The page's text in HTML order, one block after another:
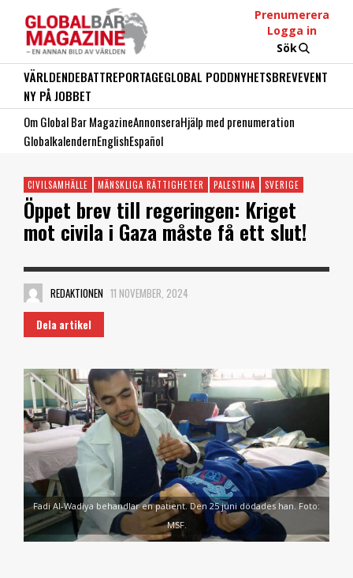
Prenumerera
Logga in
Sök
VÄRLDENDEBATTREPORTAGEGLOBAL PODDNYHETSBREVEVENT
NY PÅ JOBBET
Om Global Bar MagazineAnnonseraHjälp med prenumeration
GlobalkalendernEnglishEspañol
CIVILSAMHÄLLE MÄNSKLIGA RÄTTIGHETER PALESTINA SVERIGE
Öppet brev till regeringen: Kriget
mot civila i Gaza måste få ett slut!
REDAKTIONEN 11 NOVEMBER, 2024
Dela artikel
Fadi Al-Wadiya behandlar en patient. Den 25 juni dödades han. Foto:
MSF.